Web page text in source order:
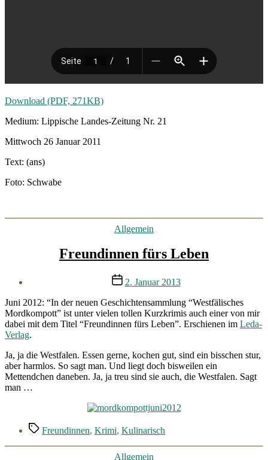
Download (PDF, 271KB)
Medium: Lippische Landes-Zeitung Nr. 21
Mittwoch 26 Januar 2011
Text: (ans)
Foto: Schwabe
Kategorien
Allgemein
Freundinnen fürs Leben
Veröffentlichungsdatum
2. Januar 2013
Juni 2012: “In der neuen Geschichtensammlung “Westfälisches
Mordkompott” ist unter vielen tollen Kurzkrimis auch einer von mir
dabei mit dem Titel “Freundinnen fürs Leben”. Erschienen im Leda-
Verlag.
Ja, ja die Westfalen. Essen gerne, kochen gut, sind ein bisschen stur,
aber harmlos. So sagt man. Und liegt doch bisweilen ein
Mettendchen daneben. Ja, ja treu sind sie auch, die Westfalen. Sagt
man …
Schlagwörter
Freundinnen, Krimi, Kulinarisch
Kategorien
Allgemein